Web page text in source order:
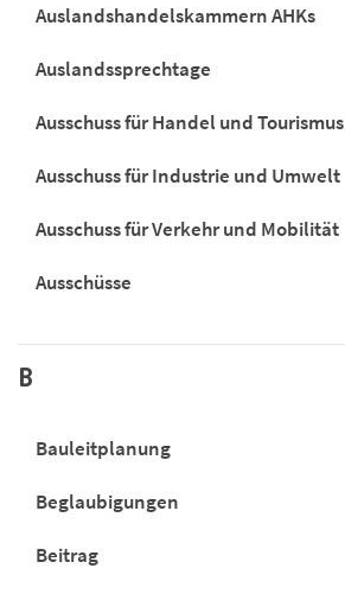
Auslandshandelskammern AHKs
Auslandssprechtage
Ausschuss für Handel und Tourismus
Ausschuss für Industrie und Umwelt
Ausschuss für Verkehr und Mobilität
Ausschüsse
B
Bauleitplanung
Beglaubigungen
Beitrag